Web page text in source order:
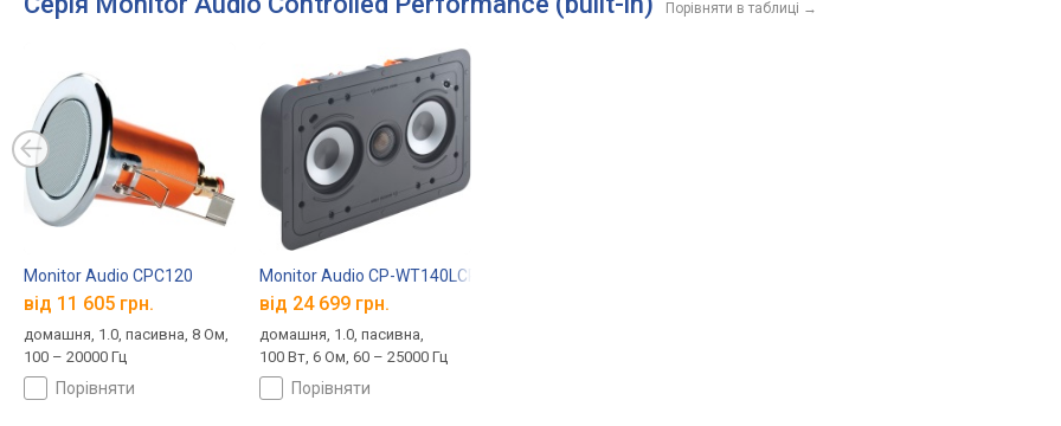
Порівняти в таблиці →
Monitor Audio CPC120
від 11 605 грн.
домашня, 1.0, пасивна, 8 Ом,
100 – 20000 Гц
порівняти
Monitor Audio CP-WT140LCR
від 24 699 грн.
домашня, 1.0, пасивна,
100 Вт, 6 Ом, 60 – 25000 Гц
порівняти